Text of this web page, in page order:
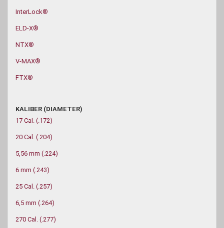
InterLock®
ELD-X®
NTX®
V-MAX®
FTX®
KALIBER
(DIAMETER)
KALIBER (DIAMETER)
17 Cal. (.172)
20 Cal. (.204)
5,56 mm (.224)
6 mm (.243)
25 Cal. (.257)
6,5 mm (.264)
270 Cal. (.277)